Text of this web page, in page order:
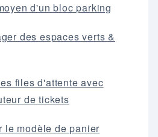
d'un bloc parking
des espaces verts &
files d'attente avec
de tickets
le modèle de panier